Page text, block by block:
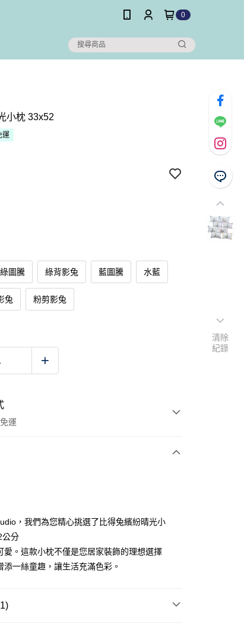
0
小枕 33x52
運
綠圖騰 綠背影兔 藍圖騰 水藍
兔 粉剪影兔
運
含以上)免運費
，我們為您精心挑選了比得兔繽紛晴光小
公分
愛。這款小枕不僅是您居家裝飾的理想選擇
添一絲童趣，讓生活充滿色彩。
清除
紀錄